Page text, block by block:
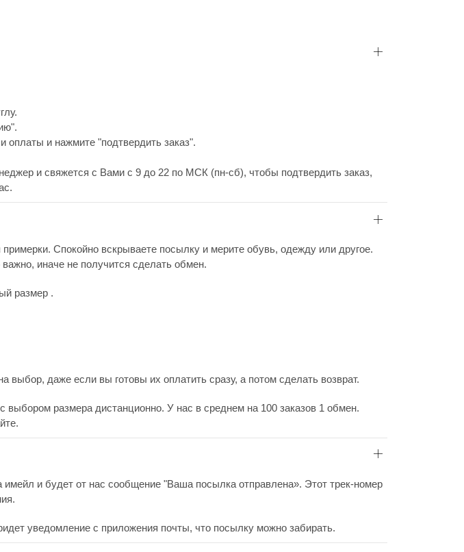
оплаты и нажмите "подтвердить заказ".
и свяжется с Вами с 9 до 22 по МСК (пн-сб), чтобы подтвердить заказ,
Спокойно вскрываете посылку и мерите обувь, одежду или другое.
иначе не получится сделать обмен.
размер .
выбор, даже если вы готовы их оплатить сразу, а потом сделать возврат.
размера дистанционно. У нас в среднем на 100 заказов 1 обмен.
и будет от нас сообщение "Ваша посылка отправлена». Этот трек-номер
уведомление с приложения почты, что посылку можно забирать.